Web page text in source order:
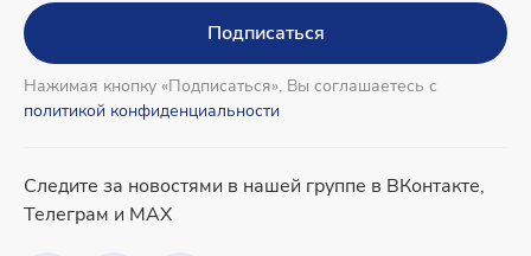
Подписаться
Нажимая кнопку «Подписаться», Вы соглашаетесь с
политикой конфиденциальности
Следите за новостями в нашей группе в ВКонтакте,
Телеграм и MAX